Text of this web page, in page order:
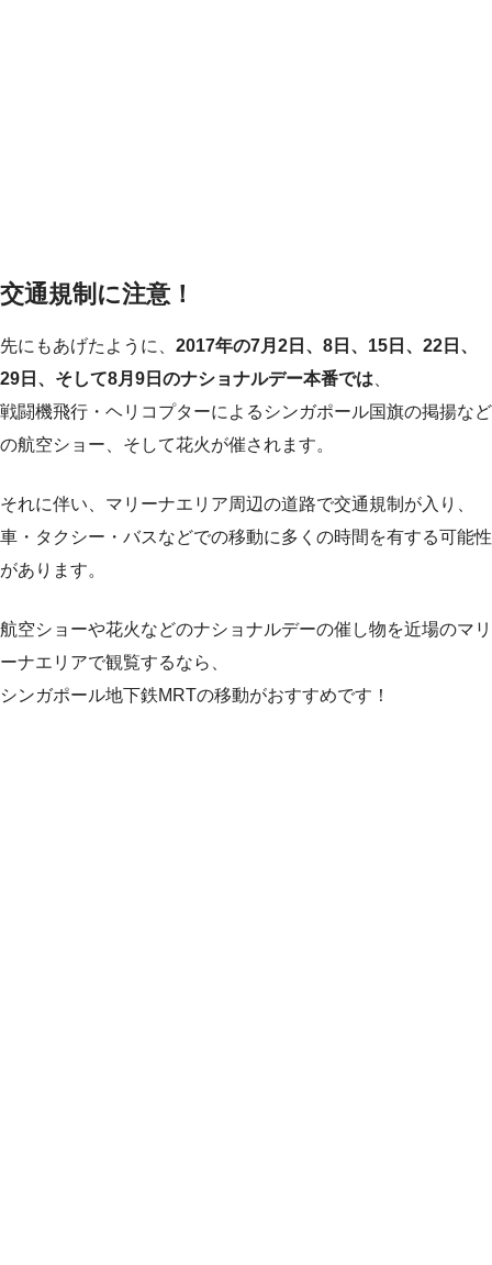
交通規制に注意！
先にもあげたように、 2017年の7月2日、8日、15日、22日、
29日、そして8月9日のナショナルデー本番では
戦闘機飛行・ヘリコプターによるシンガポール国旗の掲揚など
の航空ショー、そして花火が催されます。
それに伴い、マリーナエリア周辺の道路で交通規制が入り、
車・タクシー・バスなどでの移動に多くの時間を有する可能性
があります。
航空ショーや花火などのナショナルデーの催し物を近場のマリ
ーナエリアで観覧するなら、
シンガポール地下鉄MRTの移動がおすすめです！